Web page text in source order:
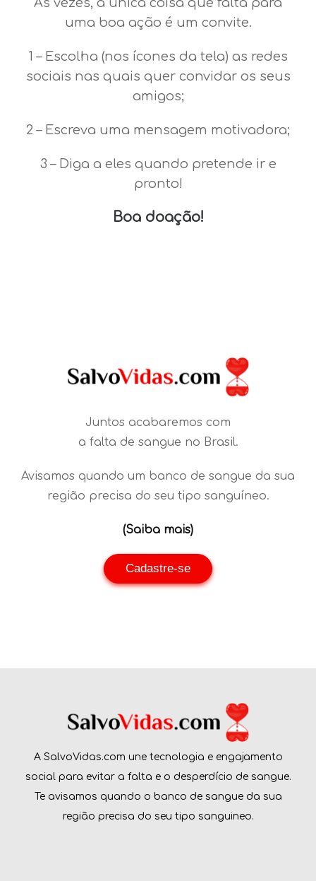
Às vezes, a única coisa que falta para
uma boa ação é um convite.
1 – Escolha (nos ícones da tela) as redes
sociais nas quais quer convidar os seus
amigos;
2 – Escreva uma mensagem motivadora;
3 – Diga a eles quando pretende ir e
pronto!
Boa doação!
Juntos acabaremos com
a falta de sangue no Brasil.
Avisamos quando um banco de sangue da sua
região precisa do seu tipo sanguíneo.
(Saiba mais)
Cadastre-se
A SalvoVidas.com une tecnologia e engajamento
social para evitar a falta e o desperdício de sangue.
Te avisamos quando o banco de sangue da sua
região precisa do seu tipo sanguineo.